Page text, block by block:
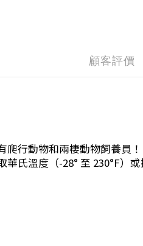
顧客評價
行動物和兩棲動物飼養員
氏溫度（-28° 至 230°F）或